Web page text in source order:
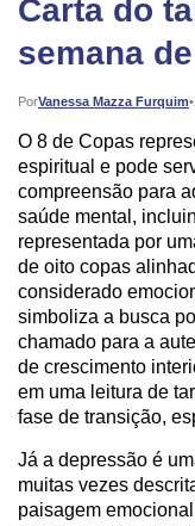
Carta do
semana
PorVanessa Mazza Furquim•
Publicado:
O 8 de Copas
espiritual e pode
compreensão para
saúde mental,
representada por
de oito copas
considerado
simboliza a busca
chamado para a
de crescimento
em uma leitura de
fase de transição,
Já a depressão é
muitas vezes
paisagem